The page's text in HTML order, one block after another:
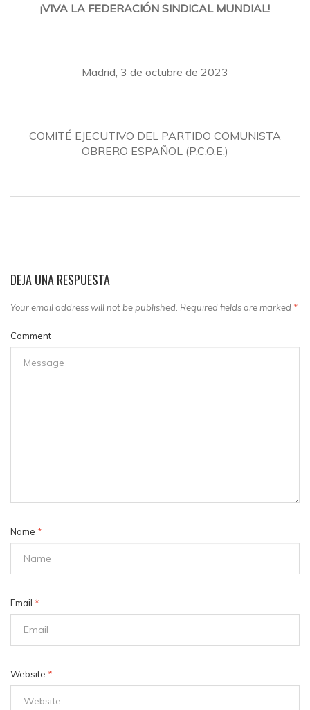
¡VIVA LA FEDERACIÓN SINDICAL MUNDIAL!
Madrid, 3 de octubre de 2023
COMITÉ EJECUTIVO DEL PARTIDO COMUNISTA
OBRERO ESPAÑOL (P.C.O.E.)
DEJA UNA RESPUESTA
Your email address will not be published. Required fields are marked *
Comment
Name *
Email *
Website *